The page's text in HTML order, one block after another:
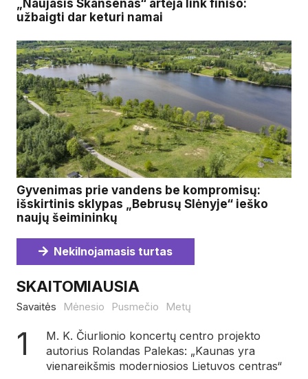
„Naujasis Skansenas“ artėja link finišo:
užbaigti dar keturi namai
Gyvenimas prie vandens be kompromisų:
išskirtinis sklypas „Bebrusų Slėnyje“ ieško
naujų šeimininkų
Nekilnojamasis turtas
SKAITOMIAUSIA
Savaitės Mėnesio Pusmečio Metų
M. K. Čiurlionio koncertų centro projekto
autorius Rolandas Palekas: „Kaunas yra
vienareikšmis moderniosios Lietuvos centras“